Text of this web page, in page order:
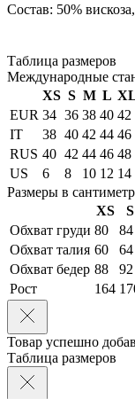
Состав: 50%
Таблица размеров
Международные
XS S M L
EUR 34 36 38 40 42
IT
38 40 42 44 46
RUS 40 42 44 46 48
US
6 8 10 12 14
Размеры в
XS
S
Обхват груди 80 84
Обхват талия 60 64
Обхват бедер 88 92
Рост
164
Товар успешно
Таблица размеров